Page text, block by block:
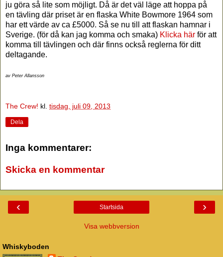
ju göra så lite som möjligt. Då är det väl läge att hoppa på
en tävling där priset är en flaska White Bowmore 1964 som
har ett värde av ca £5000. Så se nu till att flaskan hamnar i
Sverige. (för då kan jag komma och smaka) Klicka här för att
komma till tävlingen och där finns också reglerna för ditt
deltagande.
av Peter Allansson
The Crew! kl. tisdag, juli 09, 2013
Dela
Inga kommentarer:
Skicka en kommentar
‹ ›
Startsida
Visa webbversion
Whiskyboden